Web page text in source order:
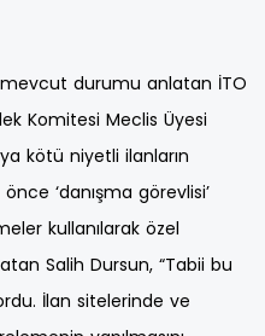
durumu anlatan İTO
Komitesi Meclis Üyesi
kötü niyetli ilanların
‘danışma görevlisi’
kullanılarak özel
Salih Dursun, “Tabii bu
İlan sitelerinde ve